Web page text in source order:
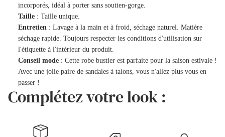
incorporés, idéal à porter sans soutien-gorge.
Taille : Taille unique.
Entretien : Lavage à la main et à froid, séchage naturel. Matière
séchage rapide. Toujours respecter les conditions d'utilisation sur
l'étiquette à l'intérieur du produit.
Conseil mode : Cette robe bustier est parfaite pour la saison estivale !
Avec une jolie paire de sandales à talons, vous n'allez plus vous en
passer !
Complétez votre look :